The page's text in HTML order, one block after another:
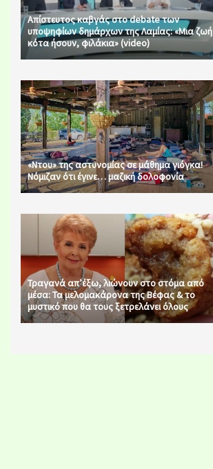
Απίστευτος καβγάς στο debate των
υποψηφίων δημάρχων της Λαμίας: «Μια ζωή
κότα ήσουν, φιλάκια» (video)
«Ντου» της αστυνομίας σε μάθημα γιόγκα!
Νόμιζαν ότι έγινε… μαζική δολοφονία
Τραγανά απ’έξω, λιώνουν στο στόμα από
μέσα: Τα μελομακάρονα της Βέφας & το
μυστικό που θα τους ξετρελάνει όλους